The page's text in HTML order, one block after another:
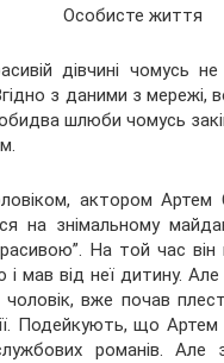
Особисте життя
дівчині чомусь
з даними з мережі,
шлюби чомусь
актором Артем
на знімальному
На той час
мав від неї дитину.
чоловік, вже почав
Подейкують, що Артем
романів. Але